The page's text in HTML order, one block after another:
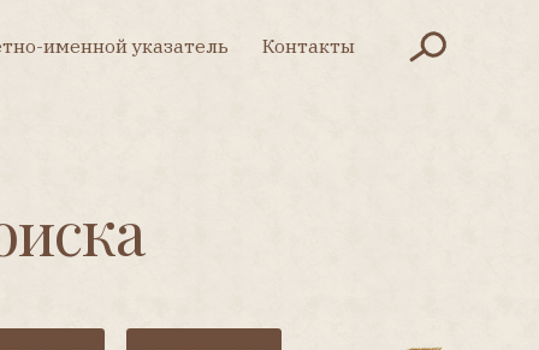
Контакты
Контакты